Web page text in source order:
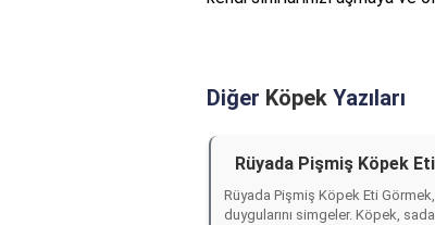
Diğer Köpek Yazıları
Rüyada Pişmiş Köpek
Rüyada Pişmiş Köpek Eti
duygularını simgeler. Köpek,